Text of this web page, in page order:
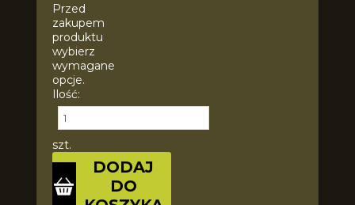
Przed
zakupem
produktu
wybierz
wymagane
opcje.
Ilość:
szt.
DODAJ
DO